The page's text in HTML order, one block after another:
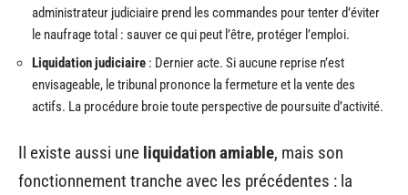
administrateur judiciaire prend les commandes pour tenter d’éviter
le naufrage total : sauver ce qui peut l’être, protéger l’emploi.
Liquidation judiciaire : Dernier acte. Si aucune reprise n’est
envisageable, le tribunal prononce la fermeture et la vente des
actifs. La procédure broie toute perspective de poursuite d’activité.
Il existe aussi une liquidation amiable, mais son
fonctionnement tranche avec les précédentes : la